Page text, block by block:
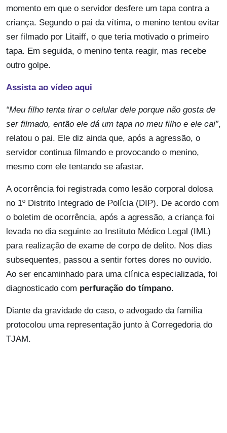
momento em que o servidor desfere um tapa contra a
criança. Segundo o pai da vítima, o menino tentou evitar
ser filmado por Litaiff, o que teria motivado o primeiro
tapa. Em seguida, o menino tenta reagir, mas recebe
outro golpe.
Assista ao vídeo aqui
“Meu filho tenta tirar o celular dele porque não gosta de
ser filmado, então ele dá um tapa no meu filho e ele cai”,
relatou o pai. Ele diz ainda que, após a agressão, o
servidor continua filmando e provocando o menino,
mesmo com ele tentando se afastar.
A ocorrência foi registrada como lesão corporal dolosa
no 1º Distrito Integrado de Polícia (DIP). De acordo com
o boletim de ocorrência, após a agressão, a criança foi
levada no dia seguinte ao Instituto Médico Legal (IML)
para realização de exame de corpo de delito. Nos dias
subsequentes, passou a sentir fortes dores no ouvido.
Ao ser encaminhado para uma clínica especializada, foi
diagnosticado com perfuração do tímpano.
Diante da gravidade do caso, o advogado da família
protocolou uma representação junto à Corregedoria do
TJAM.